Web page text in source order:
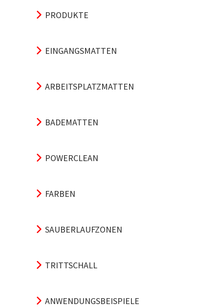
PRODUKTE
EINGANGSMATTEN
ARBEITSPLATZMATTEN
BADEMATTEN
POWERCLEAN
FARBEN
SAUBERLAUFZONEN
TRITTSCHALL
ANWENDUNGSBEISPIELE